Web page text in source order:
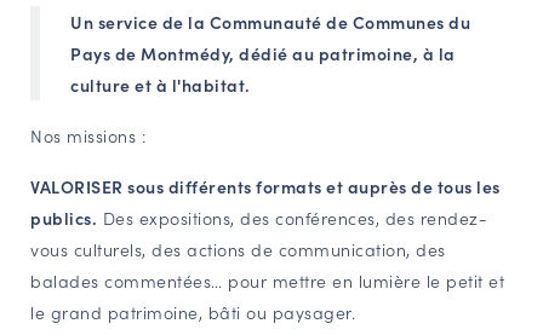
Service Inventaire et Patrimoines de la Région Grand Est
Amateurs d’histoire et de patrimoine
Étudiants & chercheurs
Un service de la Communauté de Communes du
Pays de Montmédy, dédié au patrimoine, à la
culture et à l'habitat.
Nos missions :
VALORISER sous différents formats et auprès de tous les
publics. Des expositions, des conférences, des rendez-
vous culturels, des actions de communication, des
balades commentées… pour mettre en lumière le petit et
le grand patrimoine, bâti ou paysager.